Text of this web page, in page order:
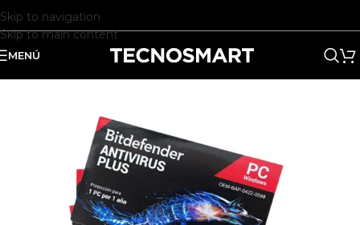
Skip to navigation
Skip to main content
MENÚ